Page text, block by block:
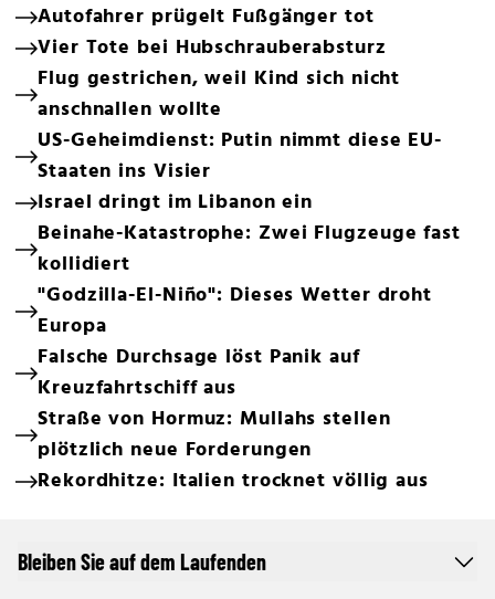
Autofahrer prügelt Fußgänger tot
Vier Tote bei Hubschrauberabsturz
Flug gestrichen, weil Kind sich nicht
anschnallen wollte
US-Geheimdienst: Putin nimmt diese EU-
Staaten ins Visier
Israel dringt im Libanon ein
Beinahe-Katastrophe: Zwei Flugzeuge fast
kollidiert
"Godzilla-El-Niño": Dieses Wetter droht
Europa
Falsche Durchsage löst Panik auf
Kreuzfahrtschiff aus
Straße von Hormuz: Mullahs stellen
plötzlich neue Forderungen
Rekordhitze: Italien trocknet völlig aus
Bleiben Sie auf dem Laufenden